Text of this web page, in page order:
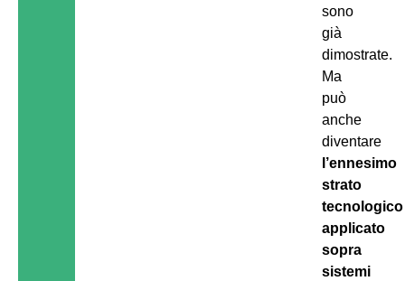
sono
già
dimostrate.
Ma
può
anche
diventare
l’ennesimo
strato
tecnologico
applicato
sopra
sistemi